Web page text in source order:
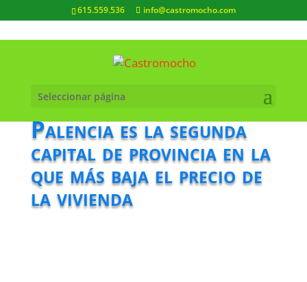
615.559.536 info@castromocho.com
Seleccionar página
Palencia es la segunda
capital de provincia en la
que más baja el precio de
la vivienda